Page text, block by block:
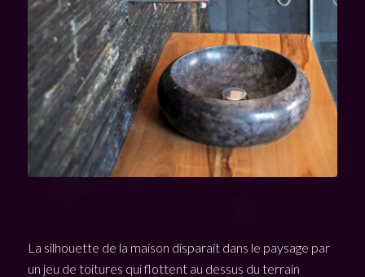
La silhouette de la maison disparaît dans le paysage par
un jeu de toitures qui flottent au dessus du terrain